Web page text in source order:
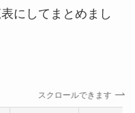
にしてまとめまし
スクロールできます